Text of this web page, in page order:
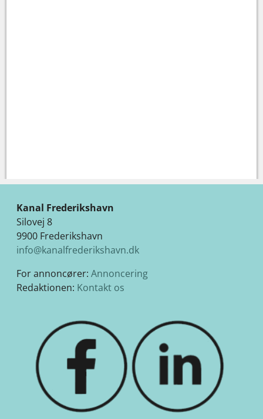
Kanal Frederikshavn
Silovej 8
9900 Frederikshavn
info@kanalfrederikshavn.dk
For annoncører: Annoncering
Redaktionen: Kontakt os